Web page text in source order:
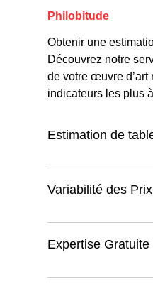
Philobitude
Obtenir une
Découvrez notre
de votre œuvre d’art
indicateurs les plus
Estimation de
Variabilité des
Expertise